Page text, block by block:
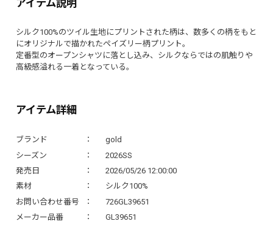
アイテム詳細
ブランド
gold
シーズン
2026SS
発売日
2026/05/26 12:00:00
素材
シルク100%
お問い合わせ番号
726GL39651
メーカー品番
GL39651
シルク100%のツイル生地にプリントされた柄は、数多くの柄をもと
にオリジナルで描かれたペイズリー柄プリント。
定番型のオープンシャツに落とし込み、シルクならではの肌触りや
高級感溢れる一着となっている。